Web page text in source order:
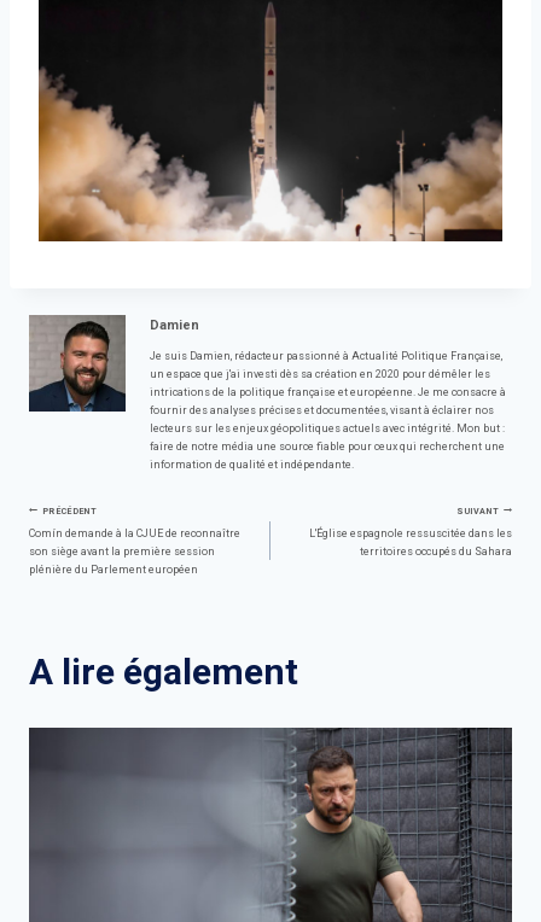
Damien
Je suis Damien, rédacteur passionné à Actualité Politique Française,
un espace que j'ai investi dès sa création en 2020 pour démêler les
intrications de la politique française et européenne. Je me consacre à
fournir des analyses précises et documentées, visant à éclairer nos
lecteurs sur les enjeux géopolitiques actuels avec intégrité. Mon but :
faire de notre média une source fiable pour ceux qui recherchent une
information de qualité et indépendante.
Navigation
de
PRÉCÉDENT
Comín demande à la CJUE de reconnaître
son siège avant la première session
plénière du Parlement européen
SUIVANT
L'Église espagnole ressuscitée dans les
territoires occupés du Sahara
A lire également